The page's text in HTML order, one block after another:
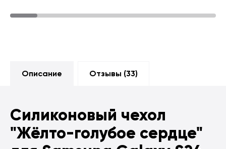
Описание Отзывы (33)
Силиконовый чехол
"Жёлто-голубое сердце"